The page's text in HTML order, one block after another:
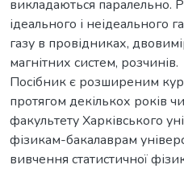
викладаються паралельно.
ідеального і неідеального
газу в провідниках,
магнітних систем, розчинів.
Посібник є розширеним
протягом декількох років
факультету Харківського
фізикам-бакалаврам
вивчення статистичної